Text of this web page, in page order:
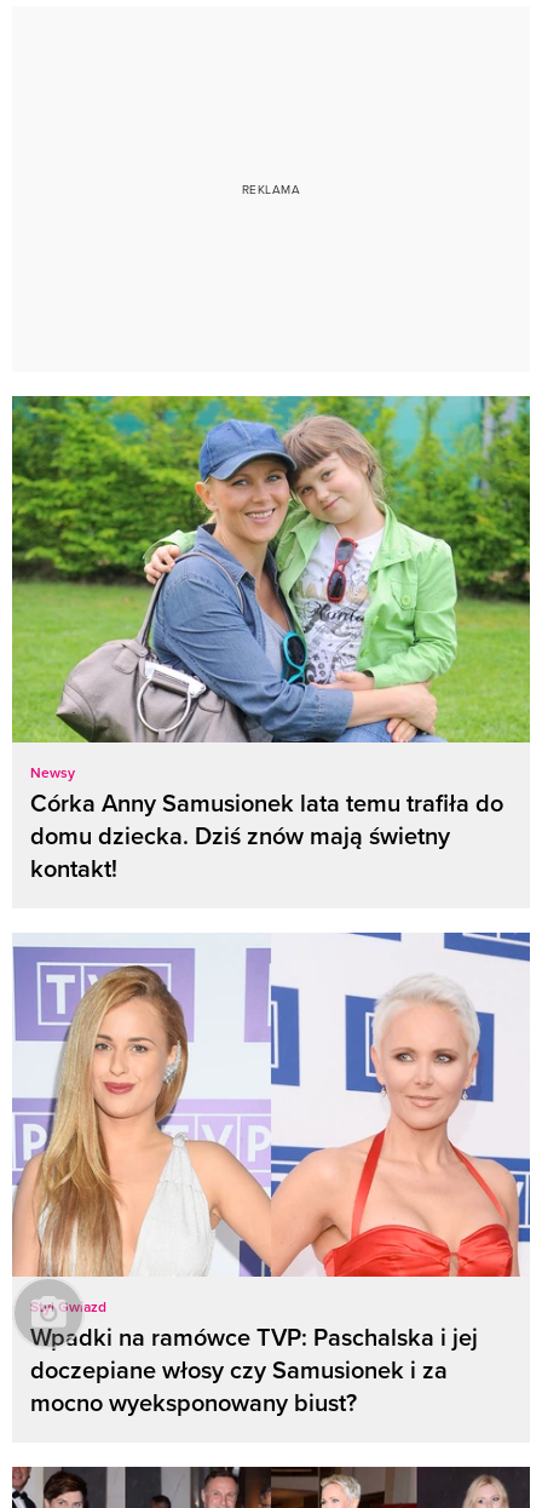
Newsy
Córka Anny Samusionek lata temu trafiła do
domu dziecka. Dziś znów mają świetny
kontakt!
Styl Gwiazd
Wpadki na ramówce TVP: Paschalska i jej
doczepiane włosy czy Samusionek i za
mocno wyeksponowany biust?